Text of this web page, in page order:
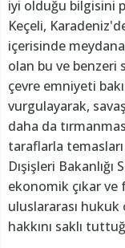
iyi olduğu bilgisini
Keçeli,
içerisinde
olan bu ve benzeri
çevre emniyeti
vurgulayarak,
daha da
taraflarla
Dışişleri
ekonomik çıkar ve
uluslararası
hakkını saklı